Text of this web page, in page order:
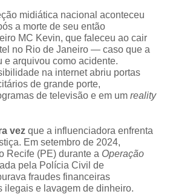
midiática nacional aconteceu
a morte de seu então
MC Kevin, que faleceu ao cair
no Rio de Janeiro — caso que a
e arquivou como acidente.
na internet abriu portas
de grande porte,
de televisão e em umreality
vez que a influenciadora enfrenta
Em setembro de 2024,
Recife (PE) durante a Operação
pela Polícia Civil de
fraudes financeiras
ilegais e lavagem de dinheiro.